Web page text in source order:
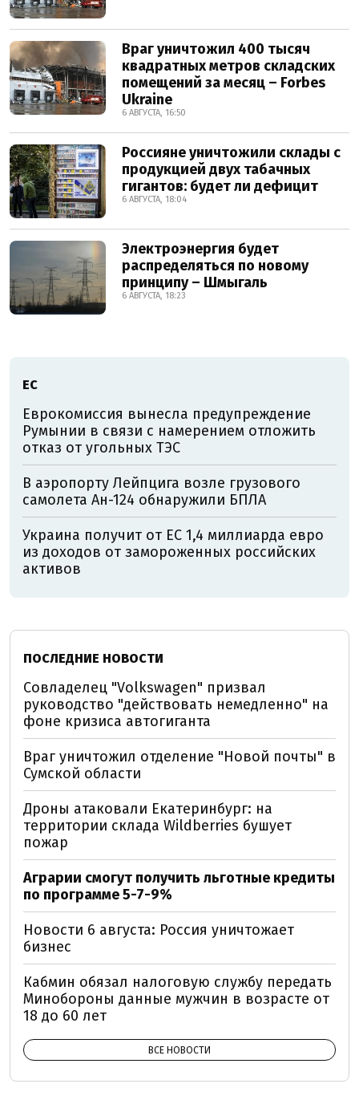
Враг уничтожил 400 тысяч
квадратных метров складских
помещений за месяц – Forbes
Ukraine
6 АВГУСТА, 16:50
Россияне уничтожили склады с
продукцией двух табачных
гигантов: будет ли дефицит
6 АВГУСТА, 18:04
Электроэнергия будет
распределяться по новому
принципу – Шмыгаль
6 АВГУСТА, 18:23
ЕС
Еврокомиссия вынесла предупреждение
Румынии в связи с намерением отложить
отказ от угольных ТЭС
В аэропорту Лейпцига возле грузового
самолета Ан-124 обнаружили БПЛА
Украина получит от ЕС 1,4 миллиарда евро
из доходов от замороженных российских
активов
ПОСЛЕДНИЕ НОВОСТИ
Совладелец "Volkswagen" призвал
руководство "действовать немедленно" на
фоне кризиса автогиганта
Враг уничтожил отделение "Новой почты" в
Сумской области
Дроны атаковали Екатеринбург: на
территории склада Wildberries бушует
пожар
Аграрии смогут получить льготные кредиты
по программе 5-7-9%
Новости 6 августа: Россия уничтожает
бизнес
Кабмин обязал налоговую службу передать
Минобороны данные мужчин в возрасте от
18 до 60 лет
ВСЕ НОВОСТИ